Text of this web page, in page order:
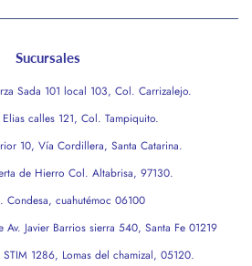
Sucursales
Sada 101 local 103, Col. Carrizalejo.
calles 121, Col. Tampiquito.
10, Vía Cordillera, Santa Catarina.
de Hierro Col. Altabrisa, 97130.
Condesa, cuahutémoc 06100
Av. Javier Barrios sierra 540, Santa Fe 01219
STIM 1286, Lomas del chamizal, 05120.